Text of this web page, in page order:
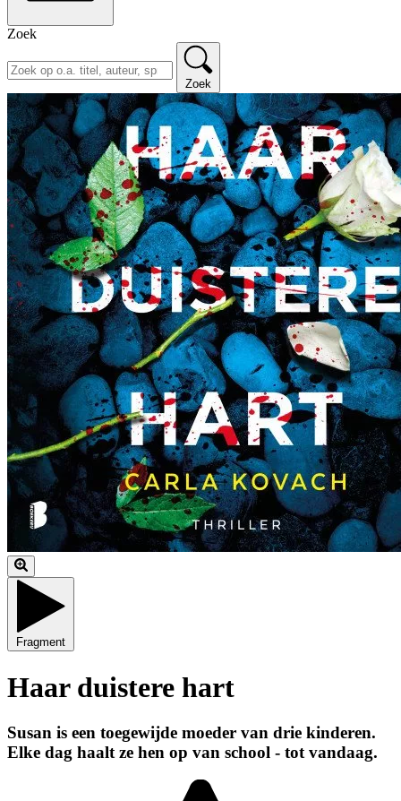
Zoek
Zoek
Fragment
Haar duistere hart
Susan is een toegewijde moeder van drie kinderen.
Elke dag haalt ze hen op van school - tot vandaag.